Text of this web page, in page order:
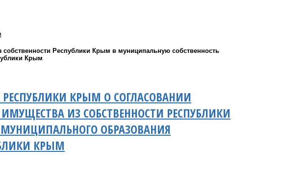
Республики Крым в муниципальную собственность
Крым
РЕСПУБЛИКИ КРЫМ О СОГЛАСОВАНИИ
ИЗ СОБСТВЕННОСТИ РЕСПУБЛИКИ
ОБРАЗОВАНИЯ
КРЫМ